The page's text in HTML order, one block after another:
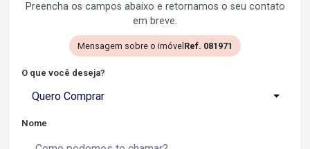
Preencha os campos abaixo e retornamos o seu contato
em breve.
Mensagem sobre o imóvel Ref. 081971
O que você deseja?
Quero Comprar
Nome